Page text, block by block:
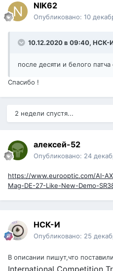
NIK62
Опубликовано: 10
10.12.2020 в 09:40, НСК-
после десяти и белого
Спасибо !
2 недели спустя...
алексей-52
Опубликовано: 24
https://www.eurooptic.com/AI-
Mag-DE-27-Like-New-Demo-
НСК-И
Опубликовано: 25
В описании пишут,что